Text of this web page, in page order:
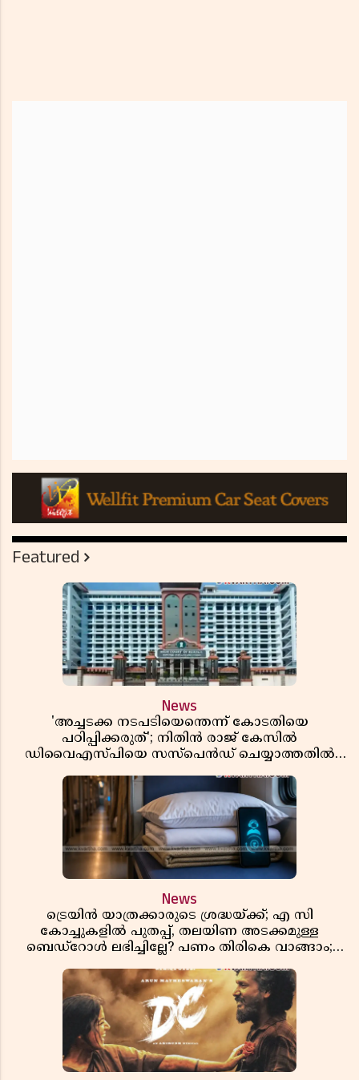
Featured
News
'അച്ചടക്ക നടപടിയെന്തെന്ന് കോടതിയെ
പഠിപ്പിക്കരുത്'; നിതിൻ രാജ് കേസിൽ
ഡിവൈഎസ്പിയെ സസ്പെൻഡ് ചെയ്യാത്തതിൽ
News
ട്രെയിൻ യാത്രക്കാരുടെ ശ്രദ്ധയ്ക്ക്; എ സി
കോച്ചുകളിൽ പുതപ്പ്, തലയിണ അടക്കമുള്ള
ബെഡ്റോൾ ലഭിച്ചില്ലേ? പണം തിരികെ വാങ്ങാം;